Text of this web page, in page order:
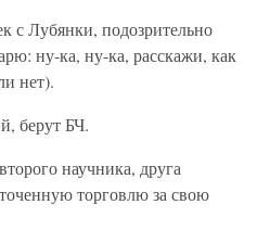
с Лубянки, подозрительно
ну-ка, ну-ка, расскажи, как
нет).
берут БЧ.
научника, друга
торговлю за свою